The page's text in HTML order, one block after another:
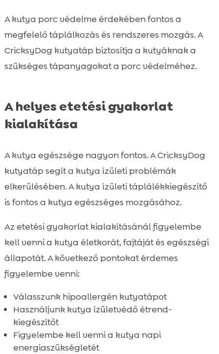
A kutya porc védelme érdekében fontos a
megfelelő táplálkozás és rendszeres mozgás. A
CricksyDog kutyatáp biztosítja a kutyáknak a
szükséges tápanyagokat a porc védelméhez.
A helyes etetési gyakorlat
kialakítása
A kutya egészsége nagyon fontos. A CricksyDog
kutyatáp segít a kutya ízületi problémák
elkerülésében. A kutya ízületi táplálékkiegészítő
is fontos a kutya egészséges mozgásához.
Az etetési gyakorlat kialakításánál figyelembe
kell venni a kutya életkorát, fajtáját és egészségi
állapotát. A következő pontokat érdemes
figyelembe venni:
Válasszunk hipoallergén kutyatápot
Használjunk kutya ízületvédő étrend-
kiegészítőt
Figyelembe kell venni a kutya napi
energiaszükségletét